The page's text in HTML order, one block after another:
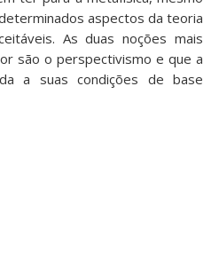
aspectos da teoria
As duas noções mais
são o perspectivismo e que a
a suas condições de base